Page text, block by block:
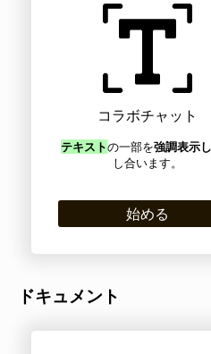
コラボチャット
テキストの一部を強調表示し
し合います。
始める
ドキュメント